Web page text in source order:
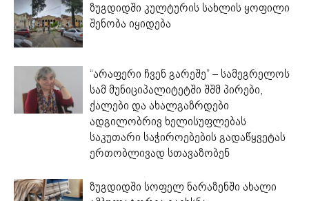
ზუგდიდში კულტურის სახლის ყოფილი
შენობა იყიდება
“არაფერი ჩვენ გარეშე” – სამეგრელოს
სამ მუნიციპალიტეტში შშმ პირები,
ქალები და ახალგაზრდები
ადგილობრივ ხელისუფლებას
საკუთარი საჭიროებების გადაწყვეტას
ერთობლივად სთავაზობენ
ზუგდიდში სოფელ ნარაზენში ახალი